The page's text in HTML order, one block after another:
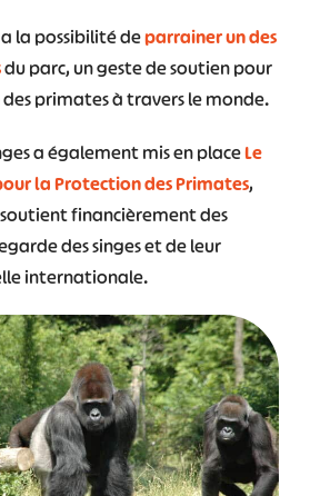
la possibilité deparrainer un des
du parc, un geste de soutien pour
primates à travers le monde.
a également mis en placeLe
la Protection des Primates,
financièrement des
des singes et de leur
internationale.
#
#
#
#